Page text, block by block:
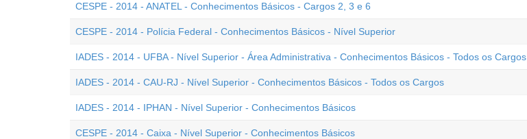
CESPE - 2014 - ANATEL - Conhecimentos Básicos - Cargos 2, 3 e 6
CESPE - 2014 - Polícia Federal - Conhecimentos Básicos - Nível Superior
IADES - 2014 - UFBA - Nível Superior - Área Administrativa - Conhecimentos Básicos - Todos os Cargos
IADES - 2014 - CAU-RJ - Nível Superior - Conhecimentos Básicos - Todos os Cargos
IADES - 2014 - IPHAN - Nível Superior - Conhecimentos Básicos
CESPE - 2014 - Caixa - Nível Superior - Conhecimentos Básicos